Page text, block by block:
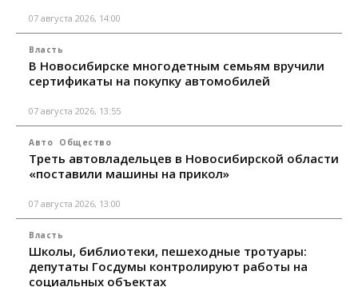
07 августа 2026, 14:00
Власть
В Новосибирске многодетным семьям вручили
сертификаты на покупку автомобилей
07 августа 2026, 13:55
Авто Общество
Треть автовладельцев в Новосибирской области
«поставили машины на прикол»
07 августа 2026, 13:00
Власть
Школы, библиотеки, пешеходные тротуары:
депутаты Госдумы контролируют работы на
социальных объектах